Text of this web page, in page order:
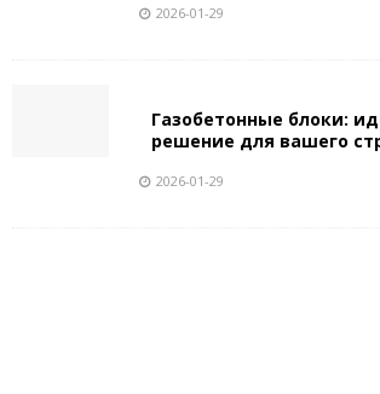
2026-01-29
Газобетонные блоки:
решение для вашего
2026-01-29